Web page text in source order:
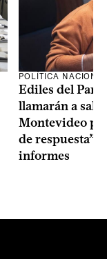
POLÍTICA
Ediles del
llamarán a sala
Montevideo
de respuesta”
informes